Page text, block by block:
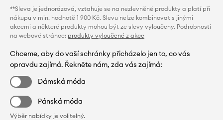
**Sleva je jednorázová, vztahuje se na nezlevněné produkty a platí při
nákupu v min. hodnotě 1 900 Kč. Slevu nelze kombinovat s jinými
akcemi a některé produkty mohou být ze slevy vyloučeny. Podrobnosti
na webové stránce: produkty vyloučené z akce
Chceme, aby do vaší schránky přicházelo jen to, co vás
opravdu zajímá. Řekněte nám, zda vás zajímá:
Dámská móda
Pánská móda
Výběr nabídky je volitelný.